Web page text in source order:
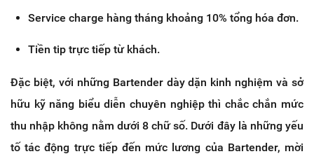
Service charge hàng tháng khoảng 10% tổng hóa đơn.
Tiền tip trực tiếp từ khách.
Đặc biệt, với những Bartender dày dặn kinh nghiệm và sở
hữu kỹ năng biểu diễn chuyên nghiệp thì chắc chắn mức
thu nhập không nằm dưới 8 chữ số. Dưới đây là những yếu
tố tác động trực tiếp đến mức lương của Bartender, mời